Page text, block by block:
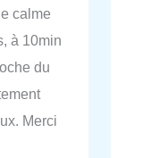
calme
à 10min
du
Merci